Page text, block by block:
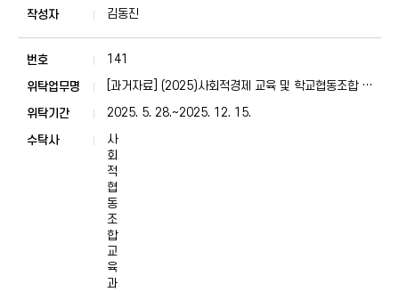
김동진
141
[과거자료] (2025)사회적경제 교육 및 학교협동조합 지
2025. 5. 28.~2025. 12. 15.
사
회
적
협
동
조
합
교
육
과